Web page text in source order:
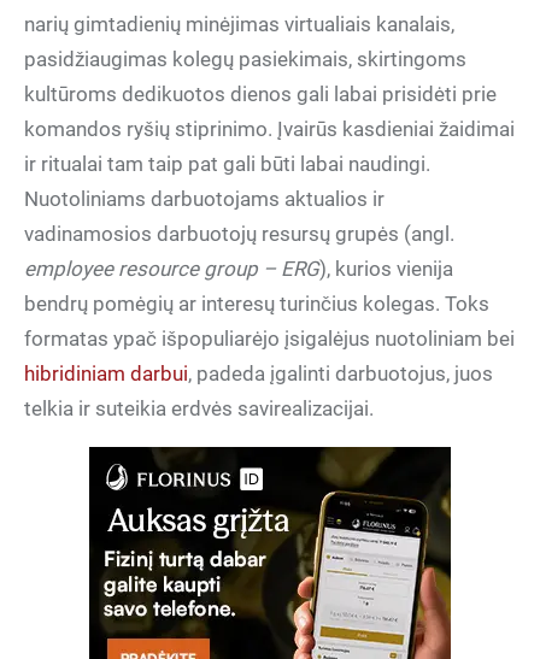
narių gimtadienių minėjimas virtualiais kanalais,
pasidžiaugimas kolegų pasiekimais, skirtingoms
kultūroms dedikuotos dienos gali labai prisidėti prie
komandos ryšių stiprinimo. Įvairūs kasdieniai žaidimai
ir ritualai tam taip pat gali būti labai naudingi.
Nuotoliniams darbuotojams aktualios ir
vadinamosios darbuotojų resursų grupės (angl.
employee resource group – ERG), kurios vienija
bendrų pomėgių ar interesų turinčius kolegas. Toks
formatas ypač išpopuliarėjo įsigalėjus nuotoliniam bei
hibridiniam darbui, padeda įgalinti darbuotojus, juos
telkia ir suteikia erdvės savirealizacijai.